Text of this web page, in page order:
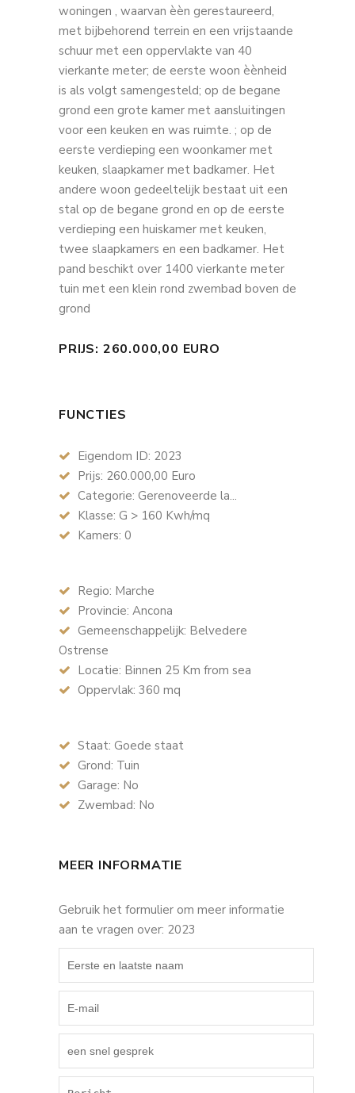
woningen , waarvan èèn gerestaureerd,
met bijbehorend terrein en een vrijstaande
schuur met een oppervlakte van 40
vierkante meter; de eerste woon èènheid
is als volgt samengesteld; op de begane
grond een grote kamer met aansluitingen
voor een keuken en was ruimte. ; op de
eerste verdieping een woonkamer met
keuken, slaapkamer met badkamer. Het
andere woon gedeeltelijk bestaat uit een
stal op de begane grond en op de eerste
verdieping een huiskamer met keuken,
twee slaapkamers en een badkamer. Het
pand beschikt over 1400 vierkante meter
tuin met een klein rond zwembad boven de
grond
PRIJS: 260.000,00 EURO
FUNCTIES
Eigendom ID: 2023
Prijs: 260.000,00 Euro
Categorie: Gerenoveerde la...
Klasse: G > 160 Kwh/mq
Kamers: 0
Regio: Marche
Provincie: Ancona
Gemeenschappelijk: Belvedere
Ostrense
Locatie: Binnen 25 Km from sea
Oppervlak: 360 mq
Staat: Goede staat
Grond: Tuin
Garage: No
Zwembad: No
MEER INFORMATIE
Gebruik het formulier om meer informatie
aan te vragen over: 2023